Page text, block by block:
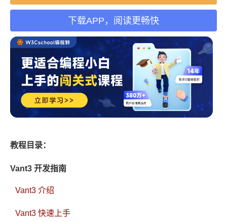
下载APP，阅读更畅快
教程目录：
Vant3 开发指南
Vant3 介绍
Vant3 快速上手